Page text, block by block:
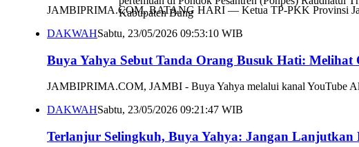
Kabupaten Bung
JAMBIPRIMA.COM, BATANG HARI — Ketua TP-PKK Provinsi
DAKWAHSabtu, 23/05/2026 09:53:10 WIB
Buya Yahya Sebut Tanda Orang Busuk Hati: Melihat
JAMBIPRIMA.COM, JAMBI - Buya Yahya melalui kanal YouTube
DAKWAHSabtu, 23/05/2026 09:21:47 WIB
Terlanjur Selingkuh, Buya Yahya: Jangan Lanjutkan